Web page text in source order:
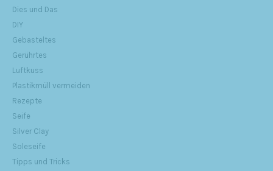
Dies und Das
DIY
Gebasteltes
Gerührtes
Luftkuss
Plastikmüll vermeiden
Rezepte
Seife
Silver Clay
Soleseife
Tipps und Tricks